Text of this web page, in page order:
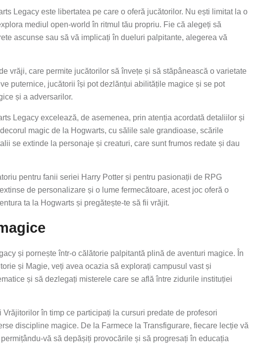
Legacy este libertatea pe care o oferă jucătorilor. Nu ești limitat la o
mediul open-world în ritmul tău propriu. Fie că alegeți să
ascunse sau să vă implicați în dueluri palpitante, alegerea vă
vrăji, care permite jucătorilor să învețe și să stăpânească o varietate
puternice, jucătorii își pot dezlănțui abilitățile magice și se pot
și a adversarilor.
Legacy excelează, de asemenea, prin atenția acordată detaliilor și
magic de la Hogwarts, cu sălile sale grandioase, scările
se extinde la personaje și creaturi, care sunt frumos redate și dau
pentru fanii seriei Harry Potter și pentru pasionații de RPG
de personalizare și o lume fermecătoare, acest joc oferă o
ta la Hogwarts și pregătește-te să fii vrăjit.
și pornește într-o călătorie palpitantă plină de aventuri magice. În
și Magie, veți avea ocazia să explorați campusul vast și
și să dezlegați misterele care se află între zidurile instituției
în timp ce participați la cursuri predate de profesori
discipline magice. De la Farmece la Transfigurare, fiecare lecție vă
vă să depășiți provocările și să progresați în educația